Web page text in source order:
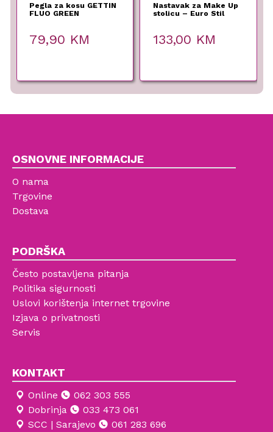
Pegla za kosu GETTIN
FLUO GREEN
79,90 KM
Nastavak za Make Up
stolicu – Euro Stil
133,00 KM
OSNOVNE INFORMACIJE
O nama
Trgovine
Dostava
PODRŠKA
Često postavljena pitanja
Politika sigurnosti
Uslovi korištenja internet trgovine
Izjava o privatnosti
Servis
KONTAKT
Online
062 303 555
Dobrinja
033 473 061
SCC | Sarajevo
061 283 696